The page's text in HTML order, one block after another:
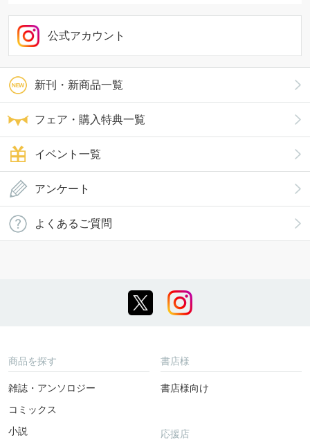
新刊・新商品一覧
フェア・購入特典一覧
イベント一覧
公式アカウント
アンケート
よくあるご質問
商品を探す
雑誌・アンソロジー
コミックス
小説
書店様
書店様向け
応援店